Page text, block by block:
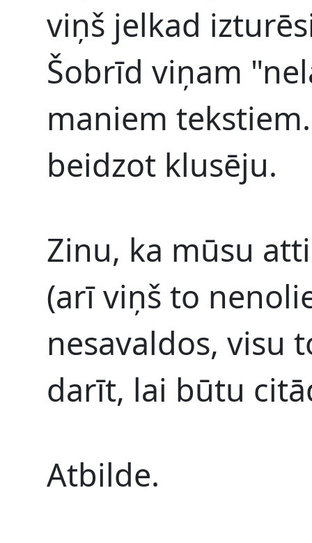
viņš jelkad
Šobrīd viņam
maniem
beidzot klusēju.
Zinu, ka mūsu
(arī viņš to
nesavaldos, visu
darīt, lai būtu
Atbilde.